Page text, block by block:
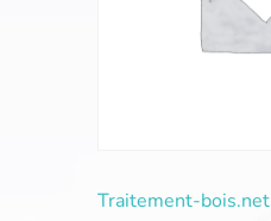
Traitement-bois.net